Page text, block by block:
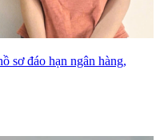
sơ đáo hạn ngân hàng,